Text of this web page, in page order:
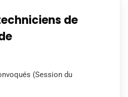
de
(Session du